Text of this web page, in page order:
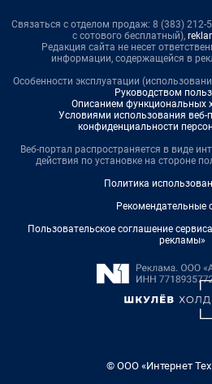
Связаться с отделом продаж: 8 (383) 212-
с сотового бесплатный),
Редакция сайта не несет
информации, содержащейся в
Особенности эксплуатации
Руководством
Описанием функциональных
Условиями использования веб-
конфиденциальности
Веб-портал распространяется в виде
действия по установке на стороне
Политика
Рекомендательные
Пользовательское соглашение
рекламы»
© ООО «Интернет